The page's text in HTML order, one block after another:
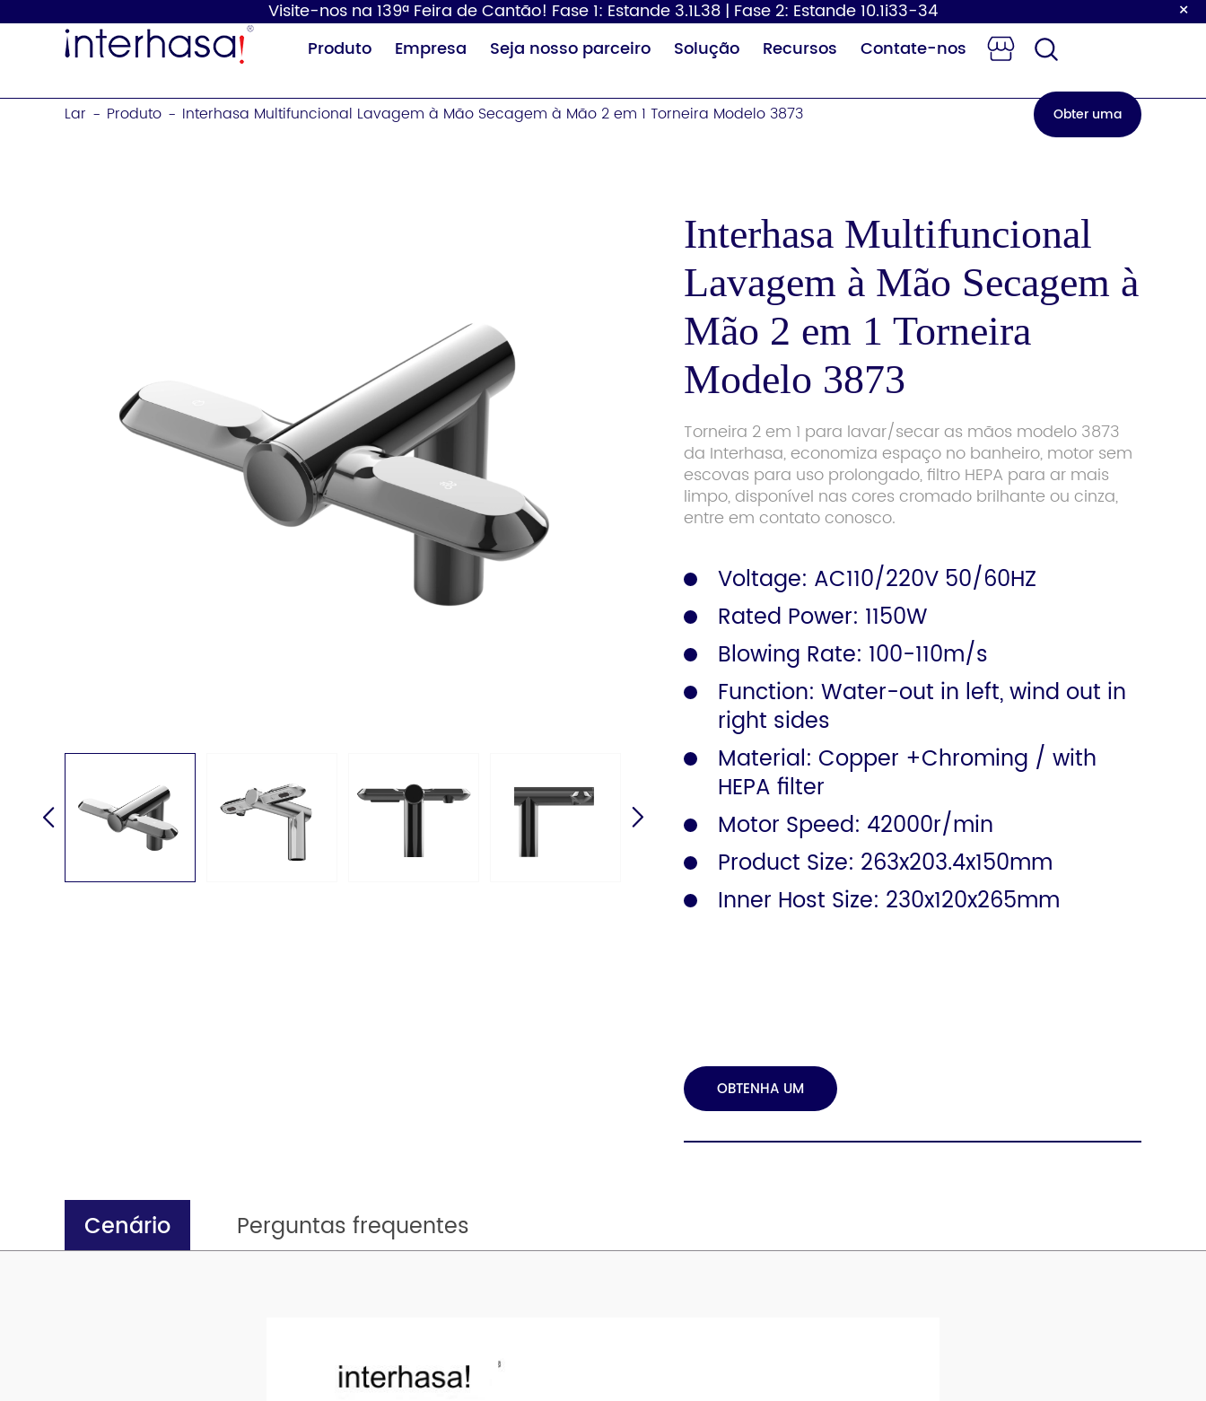
Visite-nos na 139ª Feira de Cantão! Fase 1: Estande 3.1L38 | Fase 2: Estande 10.1i33-34 ×
Produto
Secador de
cabelo
Trocador de
fraldas para
Torneira com
sensor
segurança
Catálogo
Empresa Seja nosso parceiro Solução Recursos Contate-nos
Obter uma
Lar - Produto - Interhasa Multifuncional Lavagem à Mão Secagem à Mão 2 em 1 Torneira Modelo 3873
Interhasa Multifuncional
Lavagem à Mão Secagem à
Mão 2 em 1 Torneira
Modelo 3873
Torneira 2 em 1 para lavar/secar as mãos modelo 3873
da Interhasa, economiza espaço no banheiro, motor sem
escovas para uso prolongado, filtro HEPA para ar mais
limpo, disponível nas cores cromado brilhante ou cinza,
entre em contato conosco.
Voltage: AC110/220V 50/60HZ
Rated Power: 1150W
Blowing Rate: 100-110m/s
Function: Water-out in left, wind out in
right sides
Material: Copper +Chroming / with
HEPA filter
Motor Speed: 42000r/min
Product Size: 263x203.4x150mm
Inner Host Size: 230x120x265mm
OBTENHA UM
ORÇAMENTO
Cenário Perguntas frequentes